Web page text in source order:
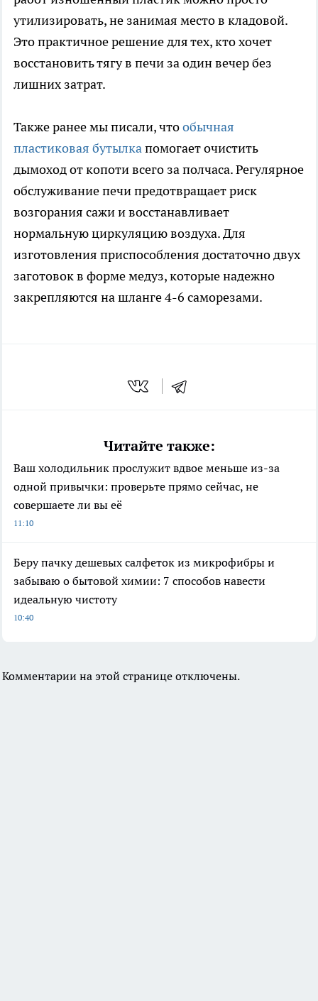
утилизировать, не занимая место в кладовой.
Это практичное решение для тех, кто хочет
восстановить тягу в печи за один вечер без
лишних затрат.
Также ранее мы писали, чтообычная
пластиковая бутылкапомогает очистить
дымоход от копоти всего за полчаса. Регулярное
обслуживание печи предотвращает риск
возгорания сажи и восстанавливает
нормальную циркуляцию воздуха. Для
изготовления приспособления достаточно двух
заготовок в форме медуз, которые надежно
закрепляются на шланге 4-6 саморезами.
Читайте также:
Ваш холодильник прослужит вдвое меньше из-за
одной привычки: проверьте прямо сейчас, не
совершаете ли вы её
11:10
Беру пачку дешевых салфеток из микрофибры и
забываю о бытовой химии: 7 способов навести
идеальную чистоту
10:40
Комментарии на этой странице отключены.